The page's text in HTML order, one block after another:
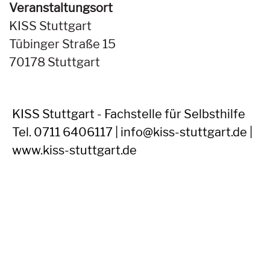
Veranstaltungsort
KISS Stuttgart
Tübinger Straße 15
70178 Stuttgart
KISS Stuttgart - Fachstelle für Selbsthilfe
Tel. 0711 6406117 | info@kiss-stuttgart.de |
www.kiss-stuttgart.de